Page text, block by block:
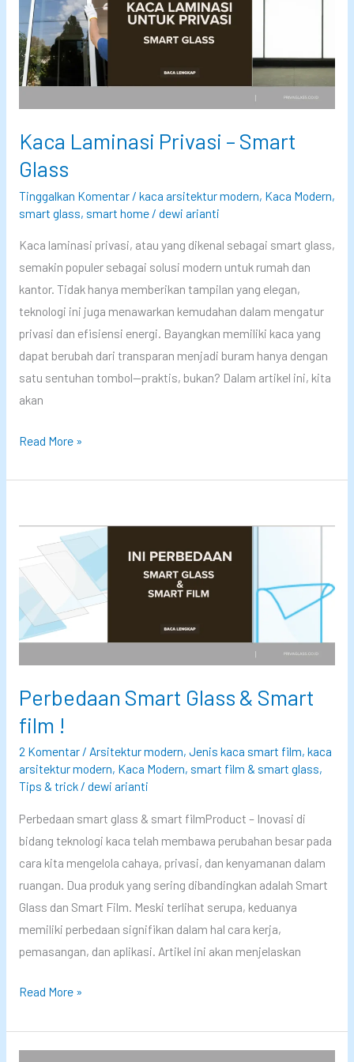
o
b
a
d
e
r
r
i
v
a
n
t
e
o
r
2
0
2
d
g
n
v
s
P
i
v
a
s
s
Kaca Laminasi Privasi – Smart
Glass
Tinggalkan Komentar / kaca arsitektur modern, Kaca Modern,
smart glass, smart home/ dewi arianti
Kaca laminasi privasi, atau yang dikenal sebagai smart glass,
semakin populer sebagai solusi modern untuk rumah dan
kantor. Tidak hanya memberikan tampilan yang elegan,
teknologi ini juga menawarkan kemudahan dalam mengatur
privasi dan efisiensi energi. Bayangkan memiliki kaca yang
dapat berubah dari transparan menjadi buram hanya dengan
satu sentuhan tombol—praktis, bukan? Dalam artikel ini, kita
akan
K
c
L
m
n
a
P
r
i
v
a
s
i
–
S
m
a
r
G
a
Read More »
Perbedaan Smart Glass & Smart
film !
2 Komentar / Arsitektur modern, Jenis kaca smart film, kaca
arsitektur modern, Kaca Modern, smart film & smart glass,
Tips & trick/ dewi arianti
Perbedaan smart glass & smart filmProduct – Inovasi di
bidang teknologi kaca telah membawa perubahan besar pada
cara kita mengelola cahaya, privasi, dan kenyamanan dalam
ruangan. Dua produk yang sering dibandingkan adalah Smart
Glass dan Smart Film. Meski terlihat serupa, keduanya
memiliki perbedaan signifikan dalam hal cara kerja,
pemasangan, dan aplikasi. Artikel ini akan menjelaskan
P
r
Read More »